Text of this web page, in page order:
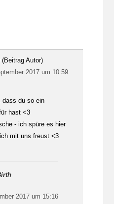
(Beitrag Autor)
2017 um 10:59
dass du so ein
hast <3
- ich spüre es hier
mit uns freust <3
2017 um 15:16